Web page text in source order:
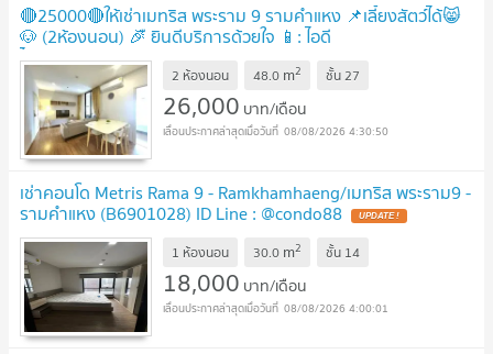
🔴25000🔴ให้เช่าเมทริส พระราม 9 รามคำแหง 📌เลี้ยงสัตว์ได้😸
🐶 (2ห้องนอน) 🎉ื ยินดีบริการด้วยใจ 📱: ไอดี
ไลน์:@bbcondo88
2 ห้องนอน 48.0 m2 ชั้น27
26,000 บาท/เดือน
08/08/2026 4:30:50
เช่าคอนโด Metris Rama 9 - Ramkhamhaeng/เมทริส พระราม9 -
รามคำแหง (B6901028) ID Line : @condo88 UPDATE !
1 ห้องนอน 30.0 m2 ชั้น 14
18,000 บาท/เดือน
08/08/2026 4:00:01